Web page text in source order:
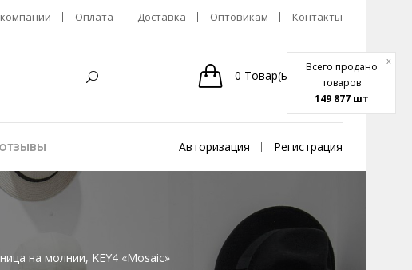
Всего продано
товаров
149 877 шт
x
Оплата Доставка Оптовикам Контакты
0 Товар(ы) 0р.
ОТЗЫВЫ Авторизация Регистрация
на молнии, KEY4 «Mosaic»